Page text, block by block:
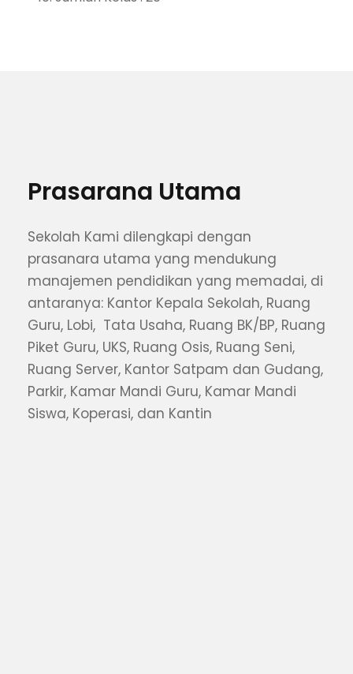
Prasarana Utama
Sekolah Kami dilengkapi dengan
prasanara utama yang mendukung
manajemen pendidikan yang memadai, di
antaranya: Kantor Kepala Sekolah, Ruang
Guru, Lobi, Tata Usaha, Ruang BK/BP, Ruang
Piket Guru, UKS, Ruang Osis, Ruang Seni,
Ruang Server, Kantor Satpam dan Gudang,
Parkir, Kamar Mandi Guru, Kamar Mandi
Siswa, Koperasi, dan Kantin